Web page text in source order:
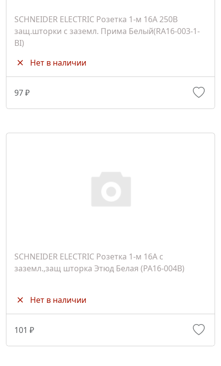
SCHNEIDER ELECTRIC Розетка 1-м 16А 250В
защ.шторки с заземл. Прима Белый(RA16-003-1-
BI)
Нет в наличии
97 ₽
SCHNEIDER ELECTRIC Розетка 1-м 16А с
заземл.,защ шторка Этюд Белая (PA16-004B)
Нет в наличии
101 ₽